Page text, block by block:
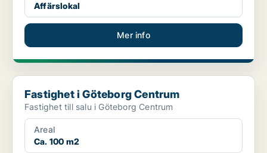
Affärslokal
Mer info
Fastighet i Göteborg Centrum
Fastighet i Göteborg Centrum
Fastighet till salu i Göteborg Centrum
Areal
Ca. 100 m2